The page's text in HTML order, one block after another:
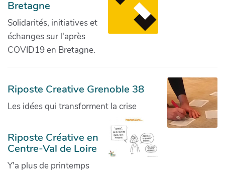
Bretagne
Solidarités, initiatives et
échanges sur l'après
COVID19 en Bretagne.
Riposte Creative Grenoble 38
Les idées qui transforment la crise
Riposte Créative en
Centre-Val de Loire
Y'a plus de printemps